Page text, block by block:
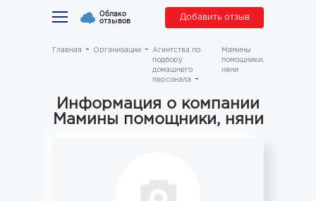
Облако
отзывов Добавить отзыв
Главная Организации
Агентства по
подбору
домашнего
персонала
Мамины
помощники,
няни
Информация о компании
Мамины помощники, няни